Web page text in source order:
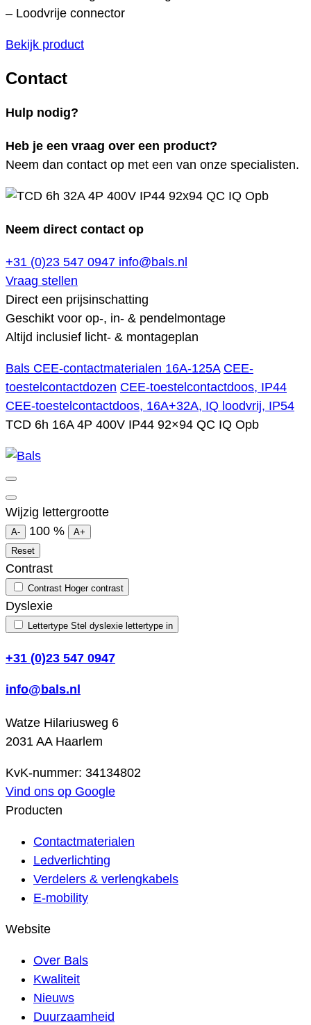
– Loodvrije connector
Bekijk product
Contact
Hulp nodig?
Heb je een vraag over een product?
Neem dan contact op met een van onze specialisten.
Neem direct contact op
+31 (0)23 547 0947 info@bals.nl
Vraag stellen
Direct een prijsinschatting
Geschikt voor op-, in- & pendelmontage
Altijd inclusief licht- & montageplan
Bals CEE-contactmaterialen 16A-125A CEE-
toestelcontactdozen CEE-toestelcontactdoos, IP44
CEE-toestelcontactdoos, 16A+32A, IQ loodvrij, IP54
TCD 6h 16A 4P 400V IP44 92×94 QC IQ Opb
Wijzig lettergrootte
A- 100 %
A+
Reset
Contrast
Contrast Hoger contrast
Dyslexie
Lettertype Stel dyslexie lettertype in
+31 (0)23 547 0947
info@bals.nl
Watze Hilariusweg 6
2031 AA Haarlem
KvK-nummer: 34134802
Vind ons op Google
Producten
Contactmaterialen
Ledverlichting
Verdelers & verlengkabels
E-mobility
Website
Over Bals
Kwaliteit
Nieuws
Duurzaamheid